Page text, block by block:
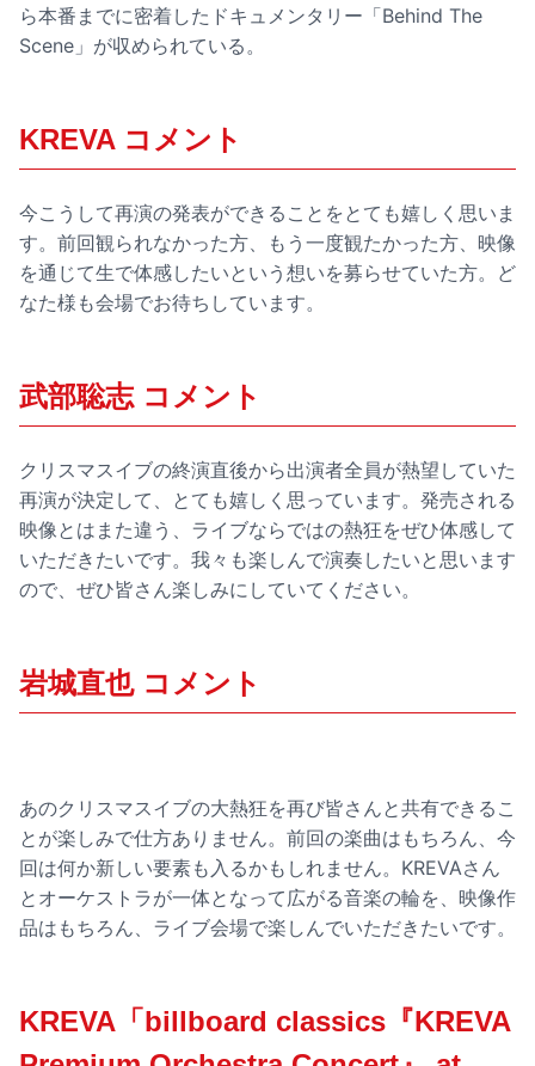
ら本番までに密着したドキュメンタリー「Behind The
Scene」が収められている。
KREVA コメント
今こうして再演の発表ができることをとても嬉しく思いま
す。前回観られなかった方、もう一度観たかった方、映像
を通じて生で体感したいという想いを募らせていた方。ど
なた様も会場でお待ちしています。
武部聡志 コメント
クリスマスイブの終演直後から出演者全員が熱望していた
再演が決定して、とても嬉しく思っています。発売される
映像とはまた違う、ライブならではの熱狂をぜひ体感して
いただきたいです。我々も楽しんで演奏したいと思います
ので、ぜひ皆さん楽しみにしていてください。
岩城直也 コメント
あのクリスマスイブの大熱狂を再び皆さんと共有できるこ
とが楽しみで仕方ありません。前回の楽曲はもちろん、今
回は何か新しい要素も入るかもしれません。KREVAさん
とオーケストラが一体となって広がる音楽の輪を、映像作
品はもちろん、ライブ会場で楽しんでいただきたいです。
KREVA「billboard classics『KREVA